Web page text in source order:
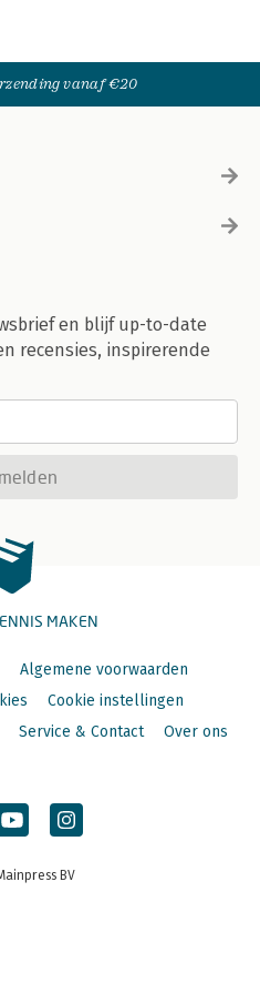
vanaf €20
en blijf up-to-date
recensies, inspirerende
MAKEN
Algemene voorwaarden
Cookie instellingen
Service & Contact Over ons
BV